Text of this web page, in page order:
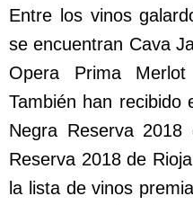
Entre los vinos
se encuentran Cava
Opera Prima
También han recibido
Negra Reserva
Reserva 2018 de
la lista de vinos